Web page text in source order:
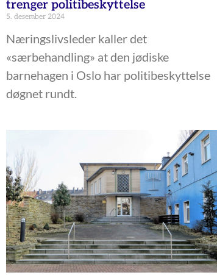
trenger politibeskyttelse
5. desember 2024
Næringslivsleder kaller det
«særbehandling» at den jødiske
barnehagen i Oslo har politibeskyttelse
døgnet rundt.